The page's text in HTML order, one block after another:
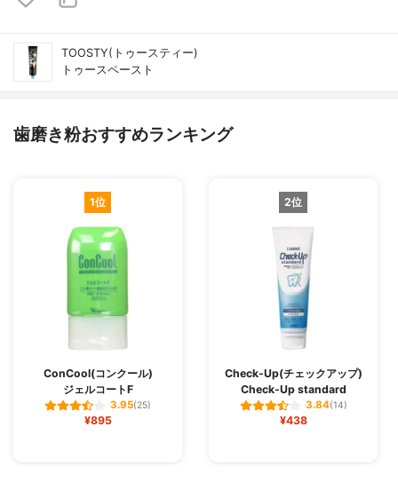
TOOSTY(トゥースティー)
トゥースペースト
歯磨き粉おすすめランキング
1位
ConCool(コンクール)
ジェルコートF
3.95(25)
¥895
2位
Check-Up(チェックアップ)
Check-Up standard
3.84(14)
¥438